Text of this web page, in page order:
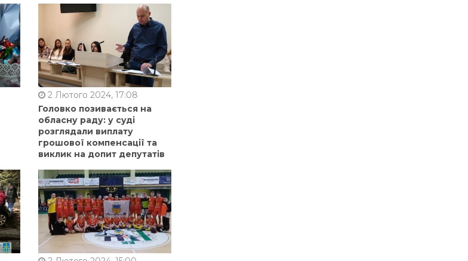
2 Лютого 2024, 17:08
Головко позивається на
обласну раду: у суді
розглядали виплату
грошової компенсації та
виклик на допит депутатів